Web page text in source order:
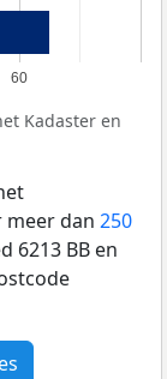
60
Kadaster en
meer dan 250
6213 BB en